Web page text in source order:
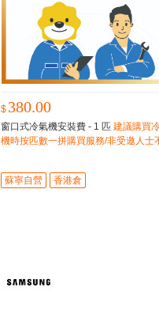
$ 380.00
窗口式冷氣機安裝費 - 1 匹 建議購買
機時按匹數一拼購買服務/非受邀人士
蘇寧自營 香港倉